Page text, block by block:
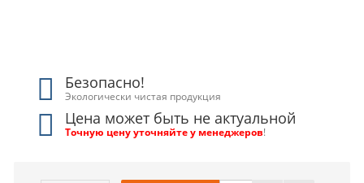
Безопасно!
Экологически чистая продукция
Цена может быть не актуальной
Точную цену уточняйте у менеджеров!